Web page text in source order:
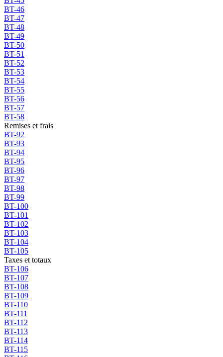
BT-46
BT-47
BT-48
BT-49
BT-50
BT-51
BT-52
BT-53
BT-54
BT-55
BT-56
BT-57
BT-58
Remises et frais
BT-92
BT-93
BT-94
BT-95
BT-96
BT-97
BT-98
BT-99
BT-100
BT-101
BT-102
BT-103
BT-104
BT-105
Taxes et totaux
BT-106
BT-107
BT-108
BT-109
BT-110
BT-111
BT-112
BT-113
BT-114
BT-115